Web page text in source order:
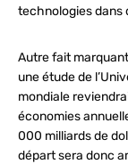
technologies dans
Autre fait
une étude de
mondiale
économies
000 milliards de
départ sera donc